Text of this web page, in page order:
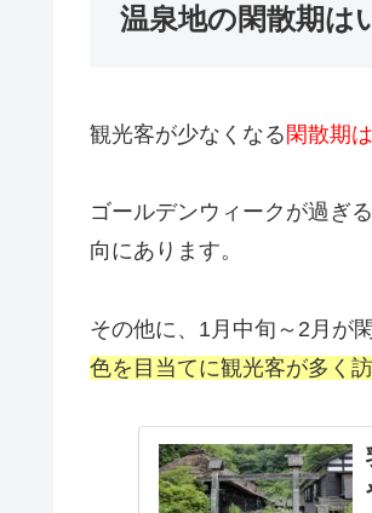
温泉地の閑散期は
観光客が少なくなる 閑散期
ゴールデンウィークが過ぎ
向にあります。
その他に、1月中旬～2月が
色を目当てに観光客が多く